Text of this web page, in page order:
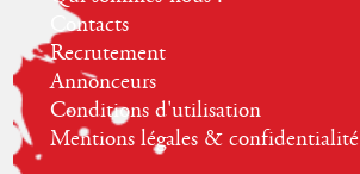
Contacts
Recrutement
Annonceurs
Conditions d'utilisation
Mentions légales & confidentialité